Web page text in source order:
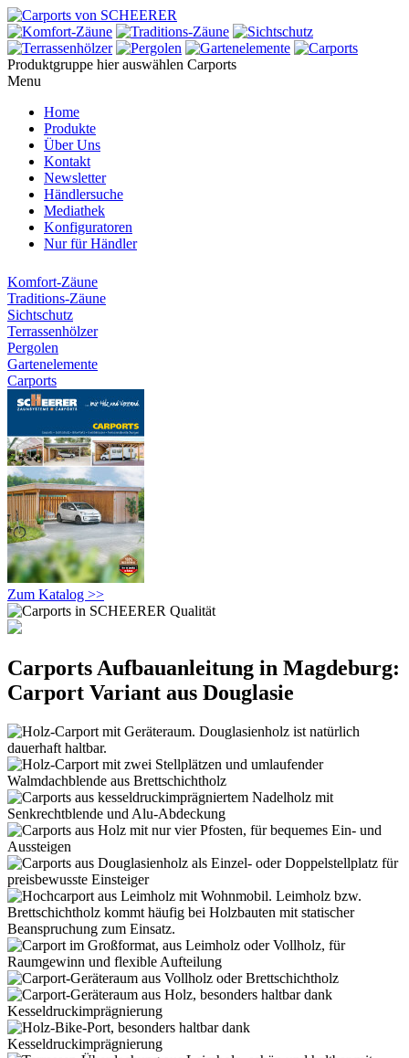
Produktgruppe hier auswählen Carports
Menu
Home
Produkte
Über Uns
Kontakt
Newsletter
Händlersuche
Mediathek
Konfiguratoren
Nur für Händler
Komfort-Zäune
Traditions-Zäune
Sichtschutz
Terrassenhölzer
Pergolen
Gartenelemente
Carports
Zum Katalog >>
Carports Aufbauanleitung in Magdeburg:
Carport Variant aus Douglasie